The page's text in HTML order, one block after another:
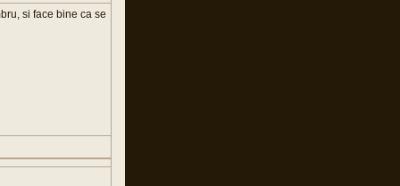
si face bine ca se